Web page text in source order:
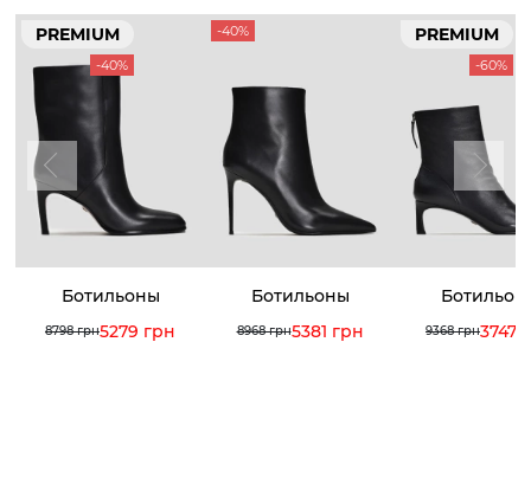
PREMIUM
-40%
Ботильоны
8798 грн5279 грн
-40%
Ботильоны
8968 грн5381 грн
PREMIUM
-60%
9368 грн3747